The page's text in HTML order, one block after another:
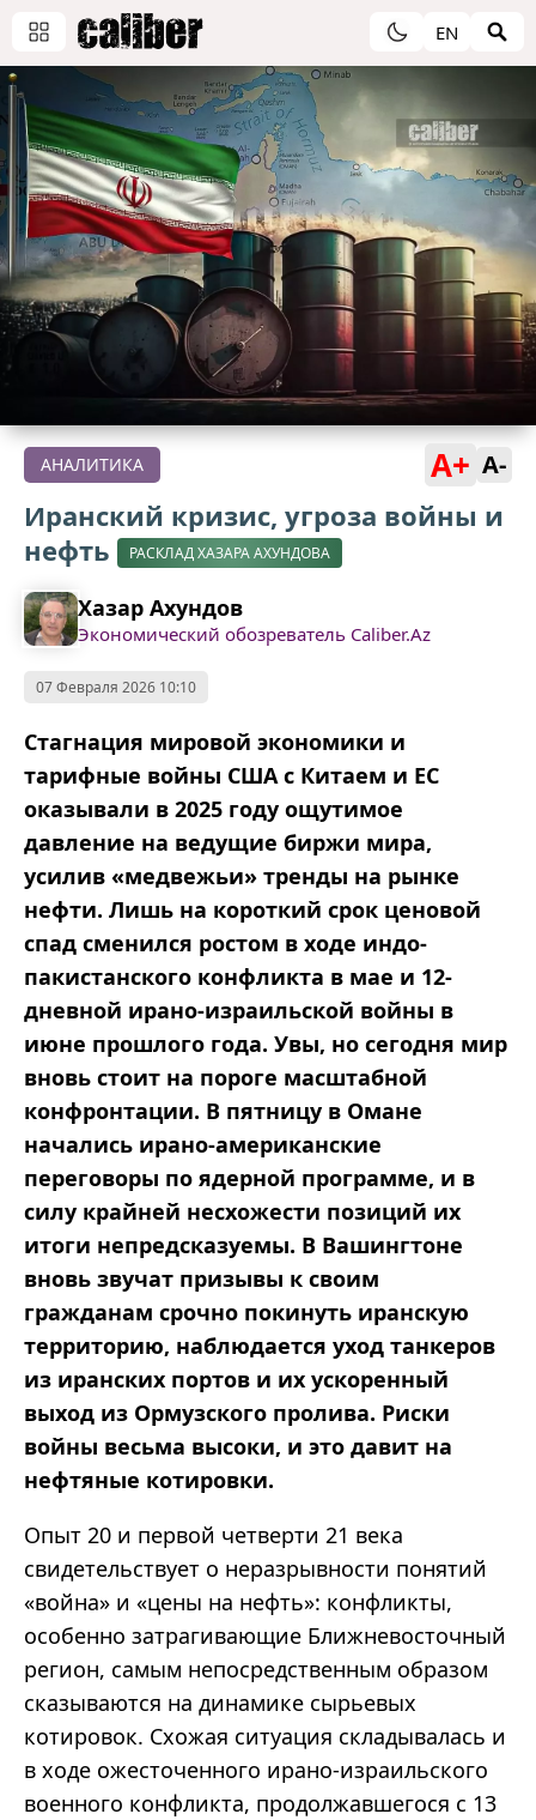
EN
АНАЛИТИКА A+ A-
Иранский кризис, угроза войны и
нефть
РАСКЛАД ХАЗАРА АХУНДОВА
Хазар Ахундов
Экономический обозреватель Caliber.Az
07 Февраля 2026 10:10
Стагнация мировой экономики и
тарифные войны США с Китаем и ЕС
оказывали в 2025 году ощутимое
давление на ведущие биржи мира,
усилив «медвежьи» тренды на рынке
нефти. Лишь на короткий срок ценовой
спад сменился ростом в ходе индо-
пакистанского конфликта в мае и 12-
дневной ирано-израильской войны в
июне прошлого года. Увы, но сегодня мир
вновь стоит на пороге масштабной
конфронтации. В пятницу в Омане
начались ирано-американские
переговоры по ядерной программе, и в
силу крайней несхожести позиций их
итоги непредсказуемы. В Вашингтоне
вновь звучат призывы к своим
гражданам срочно покинуть иранскую
территорию, наблюдается уход танкеров
из иранских портов и их ускоренный
выход из Ормузского пролива. Риски
войны весьма высоки, и это давит на
нефтяные котировки.
Опыт 20 и первой четверти 21 века
свидетельствует о неразрывности понятий
«война» и «цены на нефть»: конфликты,
особенно затрагивающие Ближневосточный
регион, самым непосредственным образом
сказываются на динамике сырьевых
котировок. Схожая ситуация складывалась и
в ходе ожесточенного ирано-израильского
военного конфликта, продолжавшегося с 13